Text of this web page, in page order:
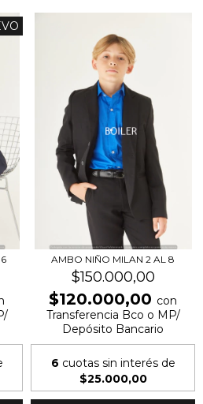
AMBO NIÑO MILAN 2 AL 8
$150.000,00
$120.000,00 con
Transferencia Bco o MP/
Depósito Bancario
6 cuotas sin interés de
$25.000,00